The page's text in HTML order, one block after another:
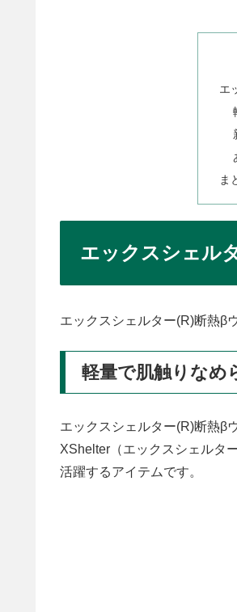
エ
ま
エックスシェル
エックスシェルター(R)断熱β
軽量で肌触りなめ
エックスシェルター(R)断熱β
XShelter（エックスシェルタ
活躍するアイテムです。